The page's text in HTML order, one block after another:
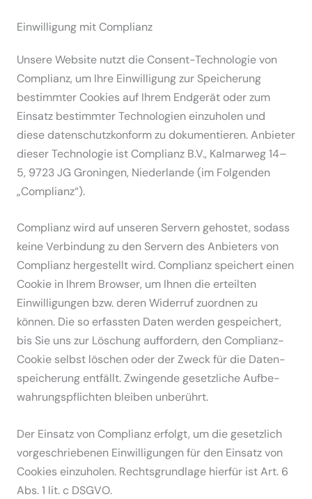
Einwil­ligung mit Complianz
Unsere Website nutzt die Consent-Techno­logie von
Complianz, um Ihre Einwil­ligung zur Speicherung
bestimmter Cookies auf Ihrem Endgerät oder zum
Einsatz bestimmter Techno­logien einzu­holen und
diese daten­schutz­konform zu dokumen­tieren. Anbieter
dieser Techno­logie ist Complianz B.V., Kalmarweg 14–
5, 9723 JG Groningen, Nieder­lande (im Folgenden
„Complianz“).
Complianz wird auf unseren Servern gehostet, sodass
keine Verbindung zu den Servern des Anbieters von
Complianz herge­stellt wird. Complianz speichert einen
Cookie in Ihrem Browser, um Ihnen die erteilten
Einwil­li­gungen bzw. deren Widerruf zuordnen zu
können. Die so erfassten Daten werden gespei­chert,
bis Sie uns zur Löschung auffordern, den Complianz-
Cookie selbst löschen oder der Zweck für die Daten­
spei­cherung entfällt. Zwingende gesetz­liche Aufbe­
wah­rungs­pflichten bleiben unberührt.
Der Einsatz von Complianz erfolgt, um die gesetzlich
vorge­schrie­benen Einwil­li­gungen für den Einsatz von
Cookies einzu­holen. Rechts­grundlage hierfür ist Art. 6
Abs. 1 lit. c DSGVO.